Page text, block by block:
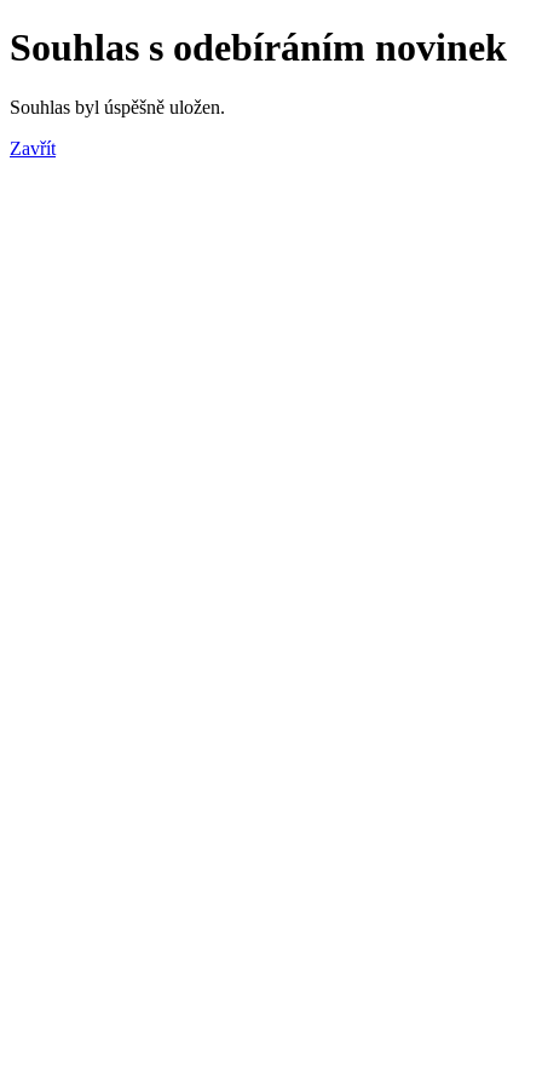
Souhlas s odebíráním novinek
Souhlas byl úspěšně uložen.
Zavřít